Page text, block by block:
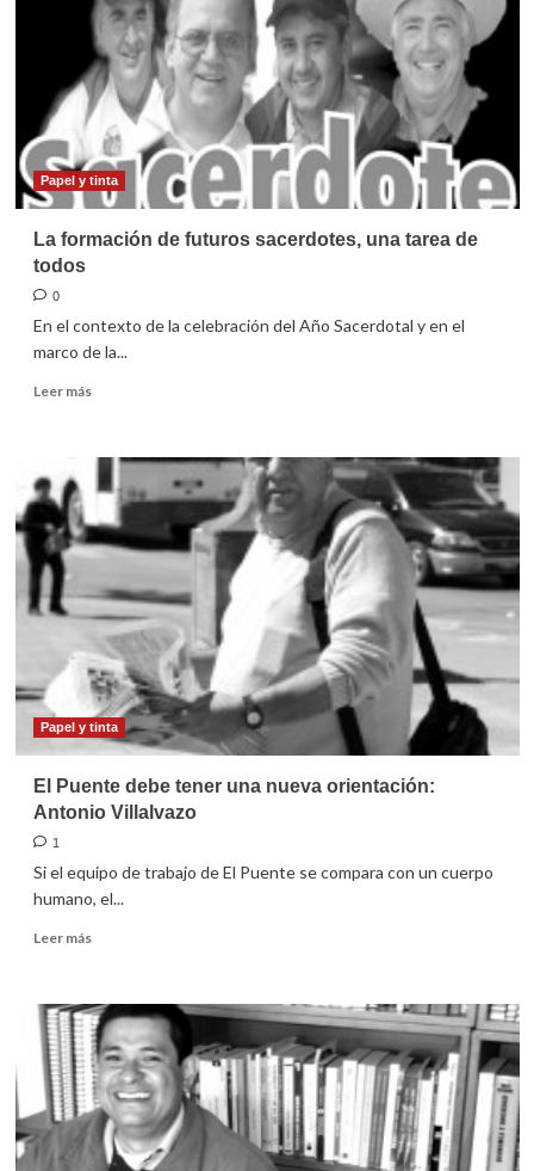
resucitado
Papel y tinta
La formación de futuros sacerdotes, una tarea de
todos
0
En el contexto de la celebración del Año Sacerdotal y en el
marco de la...
Leer másLeer
La
de
futuros
sacerdotes,
tarea
de
todos
Papel y tinta
El Puente debe tener una nueva orientación:
Antonio Villalvazo
1
Si el equipo de trabajo de El Puente se compara con un cuerpo
humano, el...
Leer másLeer
El
Puente
debe
tener
una
nueva
orientación:
Antonio